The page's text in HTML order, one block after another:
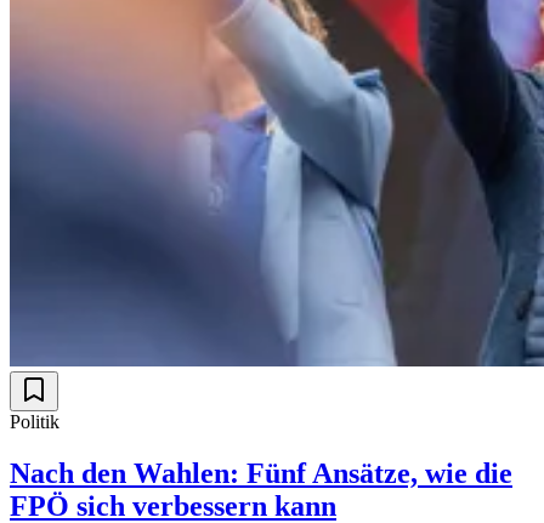
Politik
Nach den Wahlen: Fünf Ansätze, wie die
FPÖ sich verbessern kann